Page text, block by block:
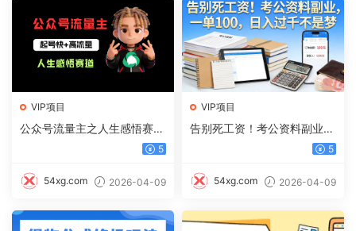
VIP项目
公众号流量主之人生感悟赛
道，起号快+高流量，单日阅5
54xg.com 2026-04-09
VIP项目
告别死工资！考公资料副业，
一单 100，日入过千不是梦 5
54xg.com 2026-04-09